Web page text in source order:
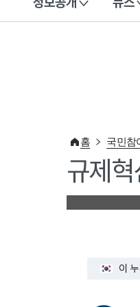
이 누리집은 대한민국 공식
홈 국민참
규제